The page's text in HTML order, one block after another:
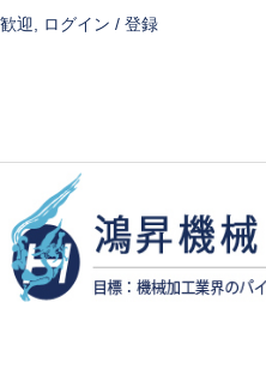
歓迎, ログイン / 登録